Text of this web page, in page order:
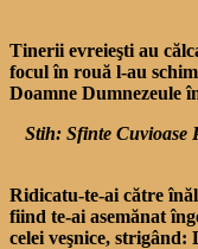
Tinerii evreieşti au
focul în rouă l-au
Doamne Dumnezeule
Stih: Sfinte Cuvioase
Ridicatu-te-ai către
fiind te-ai asemănat
celei veşnice, strigând: